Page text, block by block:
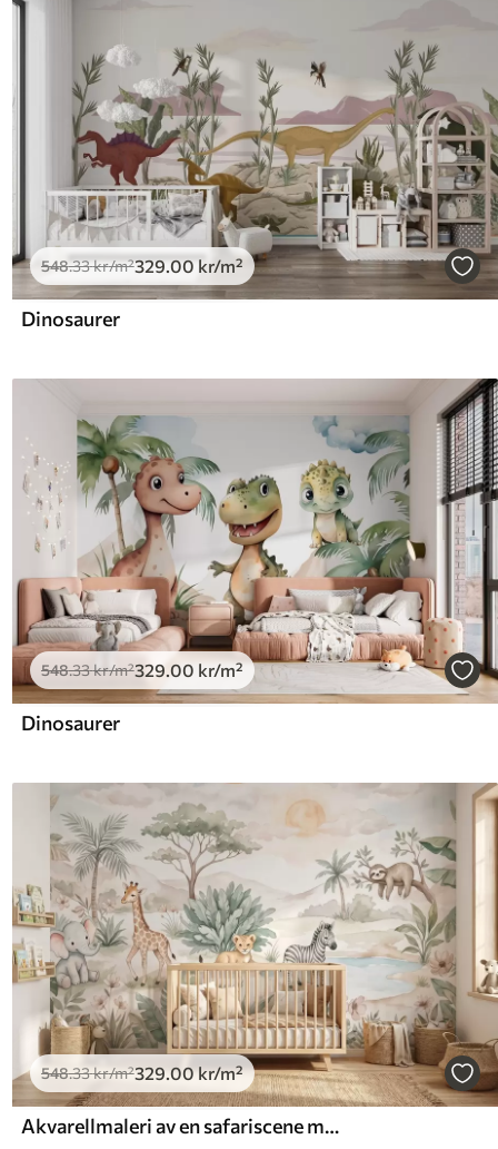
548.33kr/m²329.00kr/m²
Dinosaurer
548.33kr/m²329 .00 kr/m²
Dinosaurer
548.33kr/m²329.00kr/m²
Akvarellmaleri av en safariscene med dyr i delikate pastellfarger, med en giraff, en elefantunge, en sebra og en løveunge